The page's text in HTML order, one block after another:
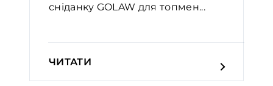
сніданку GOLAW для топмен...
ЧИТАТИ